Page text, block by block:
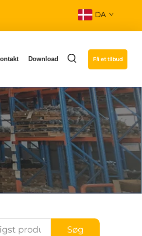
DA
Download Få et tilbud
Søg